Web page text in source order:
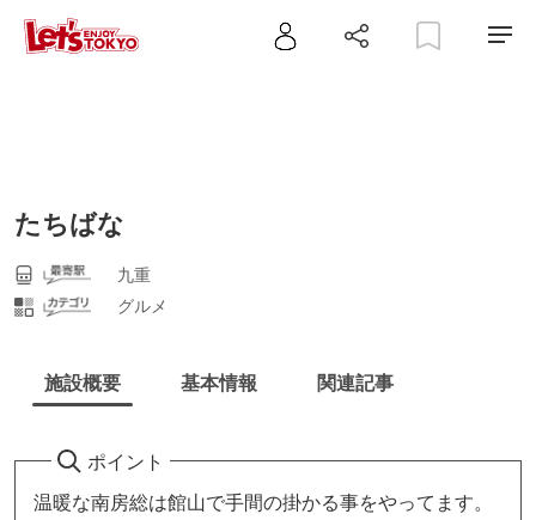
たちばな
九重
グルメ
施設概要 基本情報 関連記事
ポイント
温暖な南房総は館山で手間の掛かる事をやってます。